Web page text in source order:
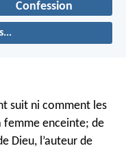
Confession
suit ni comment les
femme enceinte; de
Dieu, l’auteur de